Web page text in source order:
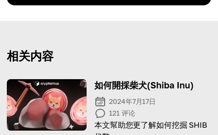
相关内容
如何開採柴犬(Shiba Inu)
2024年7月17日
121 评论
本文幫助您更了解如何挖掘 SHIB